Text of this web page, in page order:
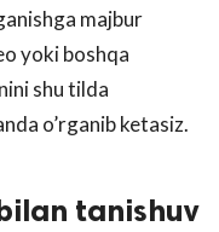
majbur
yoki boshqa
shu tilda
o’rganib ketasiz.
tanishuv